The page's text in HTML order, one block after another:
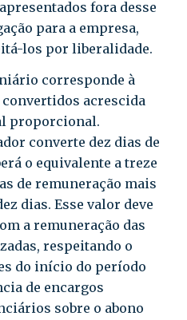
fora desse
para a empresa,
los por liberalidade.
corresponde à
acrescida
proporcional.
converte dez dias de
o equivalente a treze
de remuneração mais
dias. Esse valor deve
a remuneração das
respeitando o
do início do período
de encargos
sobre o abono